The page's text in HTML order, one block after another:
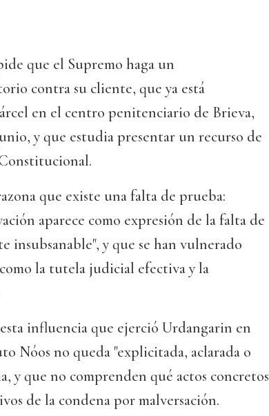
que el Supremo haga un
contra su cliente, que ya está
en el centro penitenciario de Brieva,
y que estudia presentar un recurso de
que existe una falta de prueba:
aparece como expresión de la falta de
insubsanable", y que se han vulnerado
la tutela judicial efectiva y la
influencia que ejerció Urdangarin en
Nóos no queda "explicitada, aclarada o
y que no comprenden qué actos concretos
de la condena por malversación.